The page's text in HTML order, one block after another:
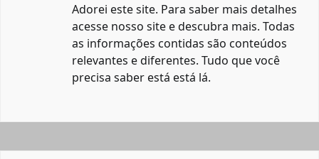
Adorei este site. Para saber mais detalhes
acesse nosso site e descubra mais. Todas
as informações contidas são conteúdos
relevantes e diferentes. Tudo que você
precisa saber está está lá.